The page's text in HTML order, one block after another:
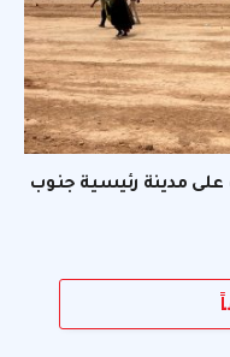
مدينة رئيسية جنوب